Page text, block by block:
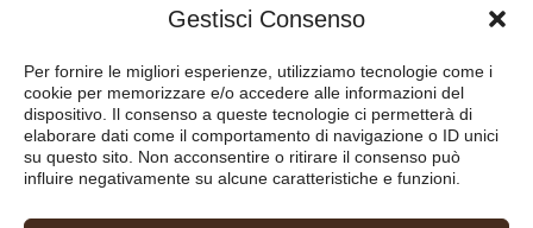
Gestisci Consenso
Per fornire le migliori esperienze, utilizziamo tecnologie come i
cookie per memorizzare e/o accedere alle informazioni del
dispositivo. Il consenso a queste tecnologie ci permetterà di
elaborare dati come il comportamento di navigazione o ID unici
su questo sito. Non acconsentire o ritirare il consenso può
influire negativamente su alcune caratteristiche e funzioni.
Bruni
Tavanti
policy
Cookie
policy